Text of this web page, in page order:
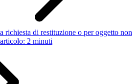
richiesta di restituzione o per oggetto non
2 minuti